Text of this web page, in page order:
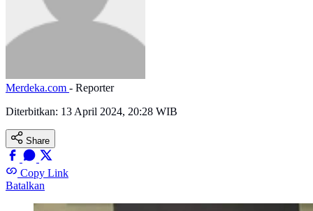
Merdeka.com - Reporter
Diterbitkan: 13 April 2024, 20:28 WIB
Share
Copy Link
Batalkan